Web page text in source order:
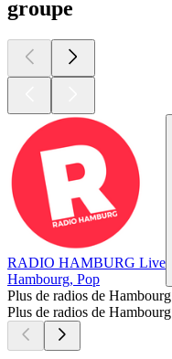
groupe
RADIO HAMBURG Live
Hambourg, Pop
Plus de radios de Hambourg
Plus de radios de Hambourg